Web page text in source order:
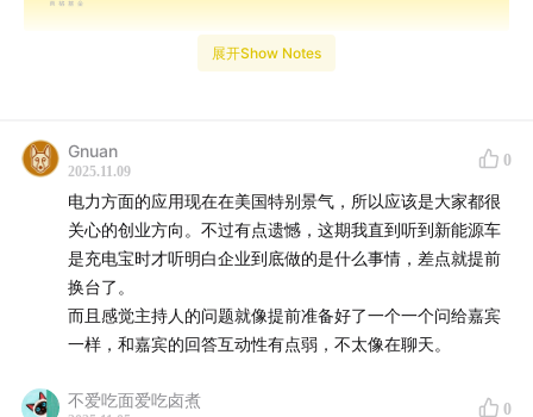
「我在飞。就一瞬间。所有东西都消失了。声音、恐惧，
一切不在。那就是我不断追逐的时刻。」
F1 车手追求那一秒的失重与静止，而 1997 年生、清华本
博连读、两次创业的秦宇迪，也在寻找这样的瞬间。
展开Show Notes
Gnuan
2025.11.09
0
电力方面的应用现在在美国特别景气，所以应该是大家都很
关心的创业方向。不过有点遗憾，这期我直到听到新能源车
是充电宝时才听明白企业到底做的是什么事情，差点就提前
换台了。
而且感觉主持人的问题就像提前准备好了一个一个问给嘉宾
一样，和嘉宾的回答互动性有点弱，不太像在聊天。
不爱吃面爱吃卤煮 0